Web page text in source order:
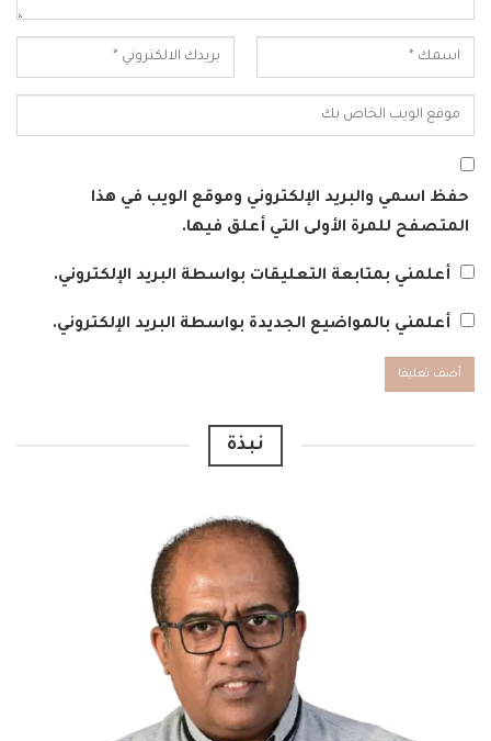
حفظ اسمي والبريد الإلكتروني وموقع الويب في هذا
المتصفح للمرة الأولى التي أعلق فيها.
أعلمني بمتابعة التعليقات بواسطة البريد الإلكتروني.
أعلمني بالمواضيع الجديدة بواسطة البريد الإلكتروني.
نبذة